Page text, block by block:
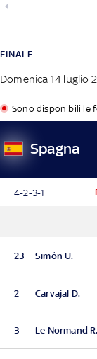
FINALE
Domenica 14 luglio
Sono disponibili le
Spagna
4-2-3-1
23 Simón U.
2 Carvajal D.
3 Le Normand R.